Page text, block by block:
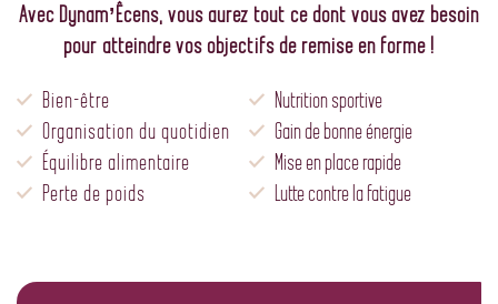
Avec Dynam’Êcens, vous aurez tout ce dont vous avez besoin
pour atteindre vos objectifs de remise en forme !
Bien-être
Organisation du quotidien
Équilibre alimentaire
Perte de poids
Nutrition sportive
Gain de bonne énergie
Mise en place rapide
Lutte contre la fatigue